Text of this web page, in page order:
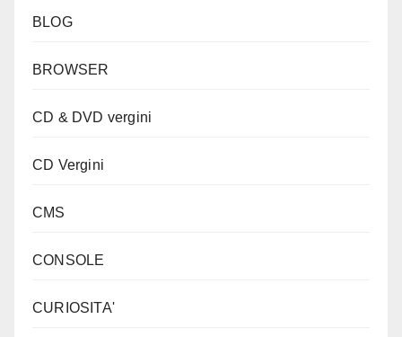
BLOG
BROWSER
CD & DVD vergini
CD Vergini
CMS
CONSOLE
CURIOSITA'